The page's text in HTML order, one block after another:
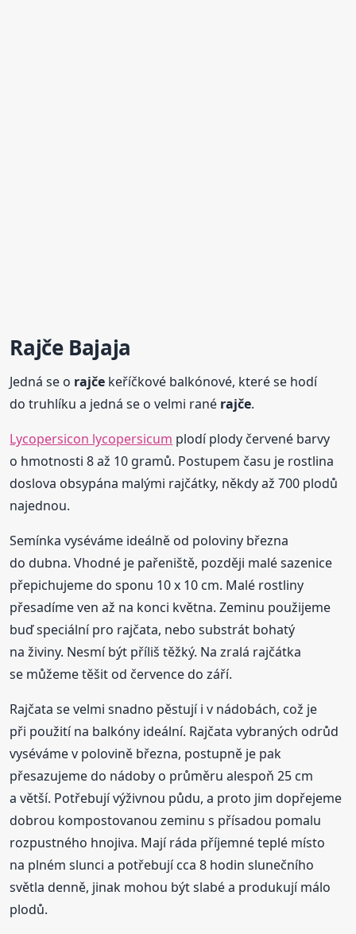
RajčeBajaja
Jedná se o rajče keříčkové balkónové, které se hodí
do truhlíku a jedná se o velmi rané rajče.
Lycopersicon lycopersicum plodí plody červené barvy
o hmotnosti 8 až 10 gramů. Postupem času je rostlina
doslova obsypána malými rajčátky, někdy až 700 plodů
najednou.
Semínka vyséváme ideálně od poloviny března
do dubna. Vhodné je pařeniště, později malé sazenice
přepichujeme do sponu 10 x 10 cm. Malé rostliny
přesadíme ven až na konci května. Zeminu použijeme
buď speciální pro rajčata, nebo substrát bohatý
na živiny. Nesmí být příliš těžký. Na zralá rajčátka
se můžeme těšit od července do září.
Rajčata se velmi snadno pěstují i v nádobách, což je
při použití na balkóny ideální. Rajčata vybraných odrůd
vyséváme v polovině března, postupně je pak
přesazujeme do nádoby o průměru alespoň 25 cm
a větší. Potřebují výživnou půdu, a proto jim dopřejeme
dobrou kompostovanou zeminu s přísadou pomalu
rozpustného hnojiva. Mají ráda příjemné teplé místo
na plném slunci a potřebují cca 8 hodin slunečního
světla denně, jinak mohou být slabé a produkují málo
plodů.